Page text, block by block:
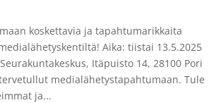
koskettavia ja tapahtumarikkaita
Aika: tiistai 13.5.2025
Itäpuisto 14, 28100 Pori
medialähetystapahtumaan. Tule
ja...